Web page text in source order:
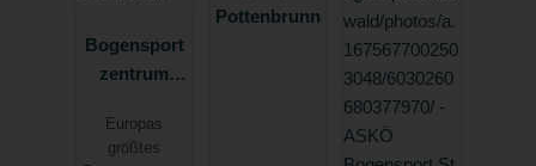
Bogensport
zentrum
Europas
größtes
Pottenbrunn